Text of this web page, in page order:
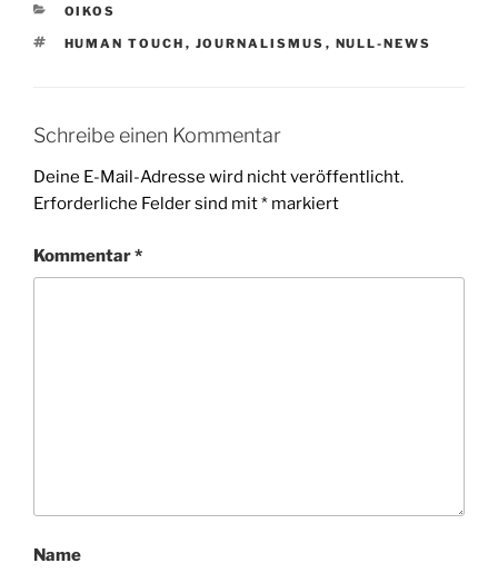
KATEGORIEN
OIKOS
SCHLAGWÖRTER
HUMAN TOUCH , JOURNALISMUS , NULL-NEWS
Schreibe einen Kommentar
Deine E-Mail-Adresse wird nicht veröffentlicht.
Erforderliche Felder sind mit* markiert
Kommentar*
Name